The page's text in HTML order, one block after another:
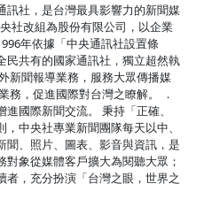
訊社，是台灣最具影響力的新聞媒
社改組為股份有限公司，以企業
年依據「中央通訊社設置條
民共有的國家通訊社，獨立超然執
新聞報導業務，服務大眾傳播媒
務，促進國際對台灣之瞭解。 ．
國際新聞交流。 秉持「正確、
中央社專業新聞團隊每天以中、
聞、照片、圖表、影音與資訊，是
象從媒體客戶擴大為閱聽大眾；
，充分扮演「台灣之眼，世界之